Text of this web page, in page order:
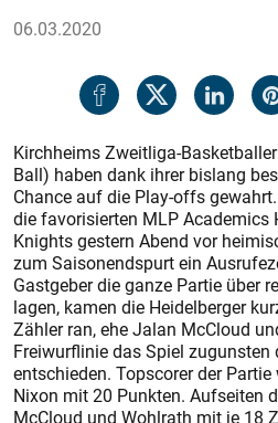
06.03.2020
Kirchheims Zweitliga-
Ball) haben dank ihrer bislang
Chance auf die Play-offs
die favorisierten MLP Academics
Knights gestern Abend vor
zum Saisonendspurt ein
Gastgeber die ganze Partie über
lagen, kamen die Heidelberger
Zähler ran, ehe Jalan McCloud
Freiwurflinie das Spiel zugunsten
entschieden. Topscorer der
Nixon mit 20 Punkten. Aufseiten
McCloud und Wohlrath mit je 18